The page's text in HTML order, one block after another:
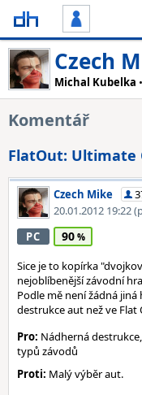
Czech
Michal Kubelka
Komentář
FlatOut: Ultimate
Czech Mike
20.01.2012 19:22
PC 90
Sice je to kopírka
nejoblíbenější závodní
Podle mě není žádná
destrukce aut než ve Flat
Pro: Nádherná
typů závodů
Proti: Malý výběr aut.